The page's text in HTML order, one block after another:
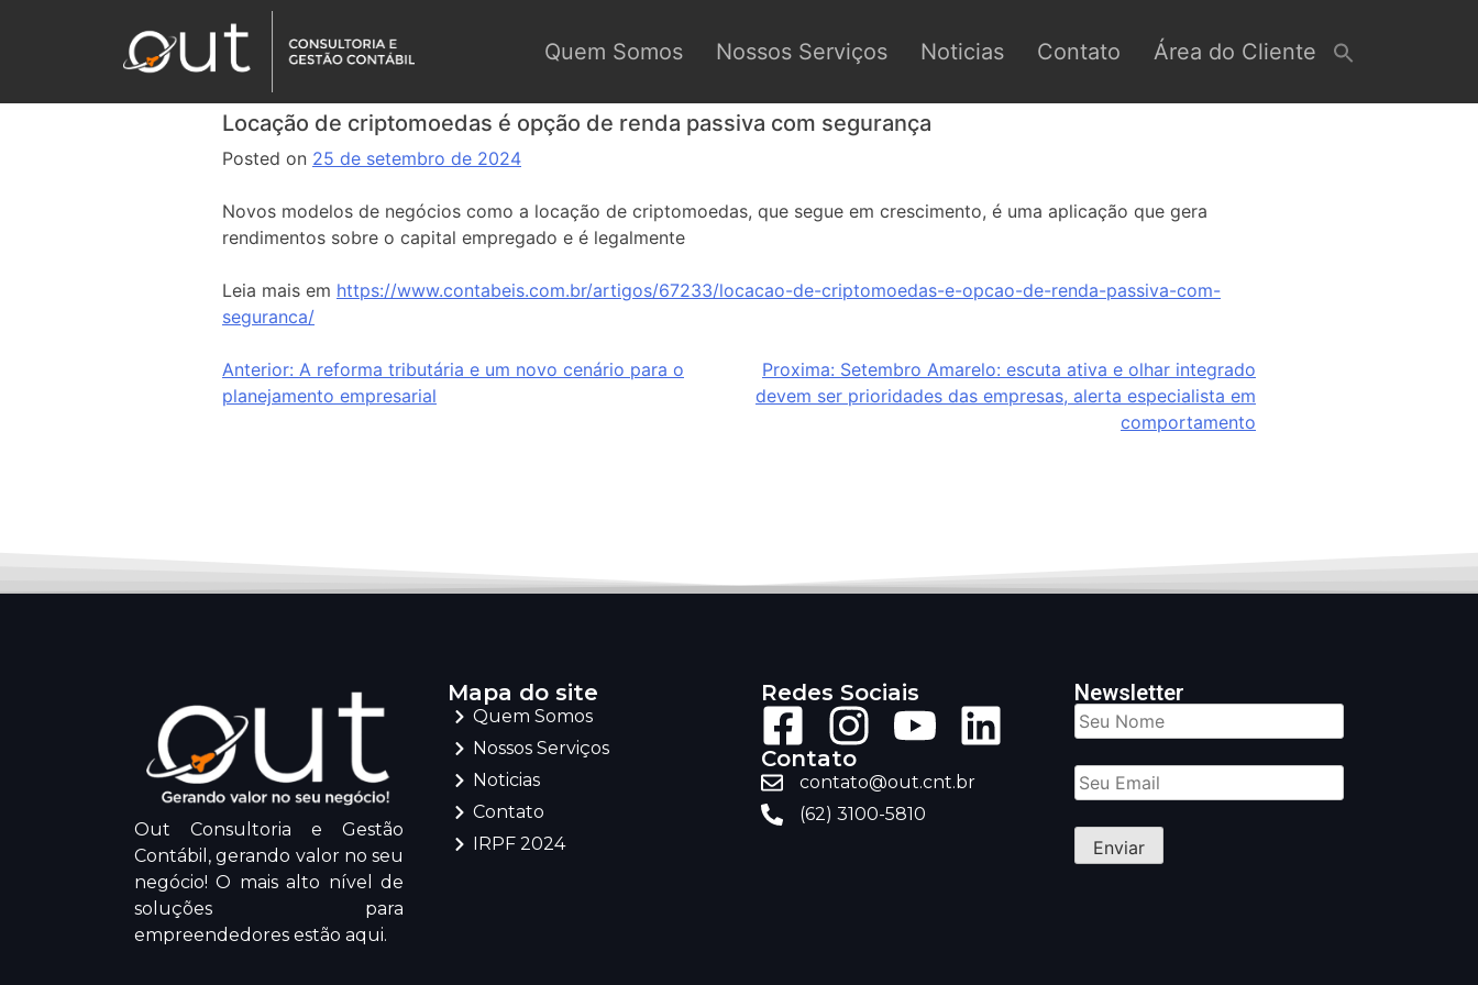
Quem Somos Nossos Serviços Noticias Contato Área do Cliente
Locação de criptomoedas é opção de renda passiva com segurança
Posted on 25 de setembro de 2024
Novos modelos de negócios como a locação de criptomoedas, que segue em crescimento, é uma aplicação que gera
rendimentos sobre o capital empregado e é legalmente
Leia mais em https://www.contabeis.com.br/artigos/67233/locacao-de-criptomoedas-e-opcao-de-renda-passiva-com-
seguranca/
Anterior: A reforma tributária e um novo cenário para o
planejamento empresarial
Proxima: Setembro Amarelo: escuta ativa e olhar integrado
devem ser prioridades das empresas, alerta especialista em
comportamento
Out Consultoria e Gestão
Contábil, gerando valor no seu
negócio! O mais alto nível de
soluções para
empreendedores estão aqui.
Mapa do site
Quem Somos
Nossos Serviços
Noticias
Contato
IRPF 2024
Redes Sociais
Contato
contato@out.cnt.br
(62) 3100-5810
Newsletter